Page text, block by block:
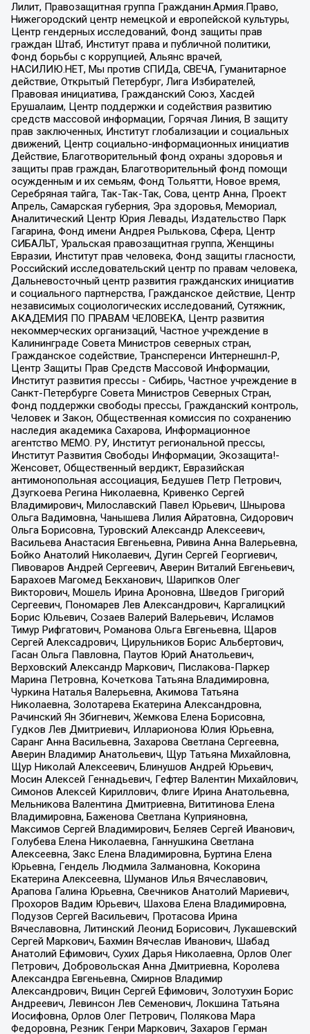
Лилит, Правозащитная группа Гражданин.Армия.Право,
Нижегородский центр немецкой и европейской культуры,
Центр гендерных исследований, Фонд защиты прав
граждан Штаб, Институт права и публичной политики,
Фонд борьбы с коррупцией, Альянс врачей,
НАСИЛИЮ.НЕТ, Мы против СПИДа, СВЕЧА, Гуманитарное
действие, Открытый Петербург, Лига Избирателей,
Правовая инициатива, Гражданский Союз, Хасдей
Ерушалаим, Центр поддержки и содействия развитию
средств массовой информации, Горячая Линия, В защиту
прав заключенных, Институт глобализации и социальных
движений, Центр социально-информационных инициатив
Действие, Благотворительный фонд охраны здоровья и
защиты прав граждан, Благотворительный фонд помощи
осужденным и их семьям, Фонд Тольятти, Новое время,
Серебряная тайга, Так-Так-Так, Сова, центр Анна, Проект
Апрель, Самарская губерния, Эра здоровья, Мемориал,
Аналитический Центр Юрия Левады, Издательство Парк
Гагарина, Фонд имени Андрея Рылькова, Сфера, Центр
СИБАЛЬТ, Уральская правозащитная группа, Женщины
Евразии, Институт прав человека, Фонд защиты гласности,
Российский исследовательский центр по правам человека,
Дальневосточный центр развития гражданских инициатив
и социального партнерства, Гражданское действие, Центр
независимых социологических исследований, Сутяжник,
АКАДЕМИЯ ПО ПРАВАМ ЧЕЛОВЕКА, Центр развития
некоммерческих организаций, Частное учреждение в
Калининграде Совета Министров северных стран,
Гражданское содействие, Трансперенси Интернешнл-Р,
Центр Защиты Прав Средств Массовой Информации,
Институт развития прессы - Сибирь, Частное учреждение в
Санкт-Петербурге Совета Министров Северных Стран,
Фонд поддержки свободы прессы, Гражданский контроль,
Человек и Закон, Общественная комиссия по сохранению
наследия академика Сахарова, Информационное
агентство МЕМО. РУ, Институт региональной прессы,
Институт Развития Свободы Информации, Экозащита!-
Женсовет, Общественный вердикт, Евразийская
антимонопольная ассоциация, Бедушев Петр Петрович,
Дзугкоева Регина Николаевна, Кривенко Сергей
Владимирович, Милославский Павел Юрьевич, Шнырова
Ольга Вадимовна, Чанышева Лилия Айратовна, Сидорович
Ольга Борисовна, Туровский Александр Алексеевич,
Васильева Анастасия Евгеньевна, Ривина Анна Валерьевна,
Бойко Анатолий Николаевич, Дугин Сергей Георгиевич,
Пивоваров Андрей Сергеевич, Аверин Виталий Евгеньевич,
Барахоев Магомед Бекханович, Шарипков Олег
Викторович, Мошель Ирина Ароновна, Шведов Григорий
Сергеевич, Пономарев Лев Александрович, Каргалицкий
Борис Юльевич, Созаев Валерий Валерьевич, Исламов
Тимур Рифгатович, Романова Ольга Евгеньевна, Щаров
Сергей Алексадрович, Цирульников Борис Альбертович,
Гасан Ольга Павловна, Паутов Юрий Анатольевич,
Верховский Александр Маркович, Пислакова-Паркер
Марина Петровна, Кочеткова Татьяна Владимировна,
Чуркина Наталья Валерьевна, Акимова Татьяна
Николаевна, Золотарева Екатерина Александровна,
Рачинский Ян Збигневич, Жемкова Елена Борисовна,
Гудков Лев Дмитриевич, Илларионова Юлия Юрьевна,
Саранг Анна Васильевна, Захарова Светлана Сергеевна,
Аверин Владимир Анатольевич, Щур Татьяна Михайловна,
Щур Николай Алексеевич, Блинушов Андрей Юрьевич,
Мосин Алексей Геннадьевич, Гефтер Валентин Михайлович,
Симонов Алексей Кириллович, Флиге Ирина Анатольевна,
Мельникова Валентина Дмитриевна, Вититинова Елена
Владимировна, Баженова Светлана Куприяновна,
Максимов Сергей Владимирович, Беляев Сергей Иванович,
Голубева Елена Николаевна, Ганнушкина Светлана
Алексеевна, Закс Елена Владимировна, Буртина Елена
Юрьевна, Гендель Людмила Залмановна, Кокорина
Екатерина Алексеевна, Шуманов Илья Вячеславович,
Арапова Галина Юрьевна, Свечников Анатолий Мариевич,
Прохоров Вадим Юрьевич, Шахова Елена Владимировна,
Подузов Сергей Васильевич, Протасова Ирина
Вячеславовна, Литинский Леонид Борисович, Лукашевский
Сергей Маркович, Бахмин Вячеслав Иванович, Шабад
Анатолий Ефимович, Сухих Дарья Николаевна, Орлов Олег
Петрович, Добровольская Анна Дмитриевна, Королева
Александра Евгеньевна, Смирнов Владимир
Александрович, Вицин Сергей Ефимович, Золотухин Борис
Андреевич, Левинсон Лев Семенович, Локшина Татьяна
Иосифовна, Орлов Олег Петрович, Полякова Мара
Федоровна, Резник Генри Маркович, Захаров Герман